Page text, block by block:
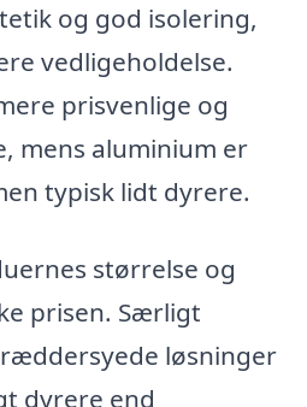
og god isolering,
vedligeholdelse.
prisvenlige og
mens aluminium er
typisk lidt dyrere.
størrelse og
prisen. Særligt
løsninger
dyrere end